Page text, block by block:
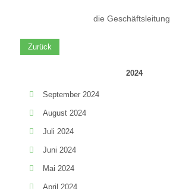
die Geschäftsleitung
Zurück
2024
September 2024
August 2024
Juli 2024
Juni 2024
Mai 2024
April 2024